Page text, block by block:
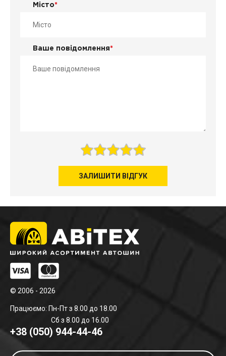
Місто*
Ваше повідомлення*
ЗАЛИШИТИ ВІДГУК
© 2006 - 2026
Працюємо: Пн-Пт з 8.00 до 18.00
Сб з 8.00 до 16.00
+38 (050) 944-44-46